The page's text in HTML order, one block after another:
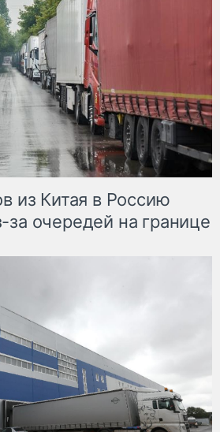
из Китая в Россию
очередей на границе